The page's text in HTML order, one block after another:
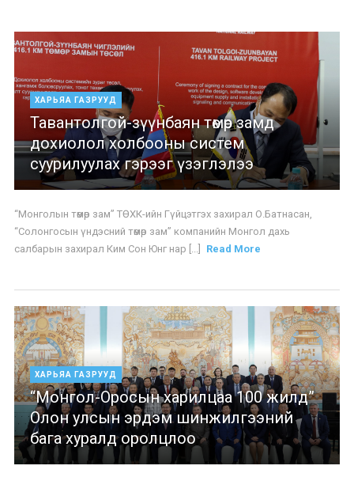
ХАРЬЯА ГАЗРУУД
Тавантолгой-зүүнбаян төмөр замд
дохиолол холбооны систем
суурилуулах гэрээг үзэглэлээ
“Монголын төмөр зам” ТӨХК-ийн Гүйцэтгэх захирал О.Батнасан,
“Солонгосын үндэсний төмөр зам” компанийн Монгол дахь
салбарын захирал Ким Сон Юнг нар [...]
Read More
ХАРЬЯА ГАЗРУУД
“Монгол-Оросын харилцаа 100 жилд”
Олон улсын эрдэм шинжилгээний
бага хуралд оролцлоо